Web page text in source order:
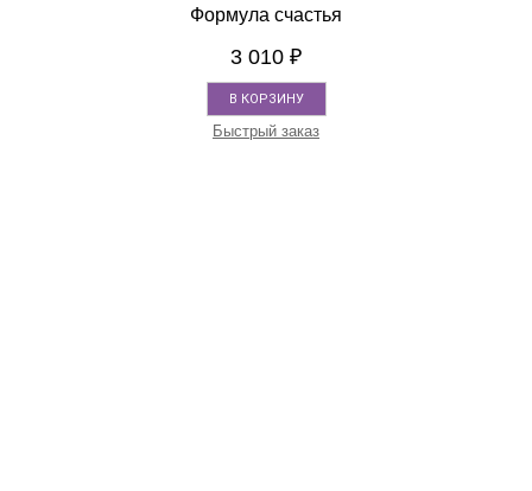
Формула счастья
3 010 ₽
В КОРЗИНУ
Быстрый заказ